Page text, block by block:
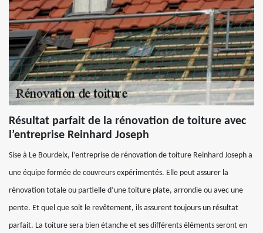
Résultat parfait de la rénovation de toiture avec
l’entreprise Reinhard Joseph
Sise à Le Bourdeix, l’entreprise de rénovation de toiture Reinhard Joseph a
une équipe formée de couvreurs expérimentés. Elle peut assurer la
rénovation totale ou partielle d’une toiture plate, arrondie ou avec une
pente. Et quel que soit le revêtement, ils assurent toujours un résultat
parfait. La toiture sera bien étanche et ses différents éléments seront en